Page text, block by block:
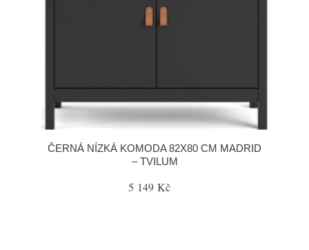
ČERNÁ NÍZKÁ KOMODA 82X80 CM MADRID
– TVILUM
5 149 Kč